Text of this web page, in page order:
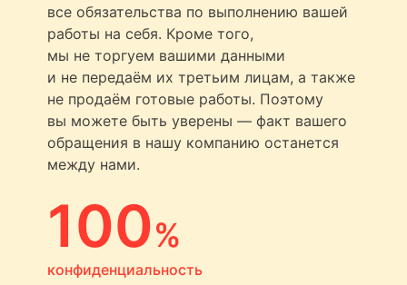
все обязательства по выполнению вашей
работы на себя. Кроме того,
мы не торгуем вашими данными
и не передаём их третьим лицам, а также
не продаём готовые работы. Поэтому
вы можете быть уверены — факт вашего
обращения в нашу компанию останется
между нами.
100%
конфиденциальность